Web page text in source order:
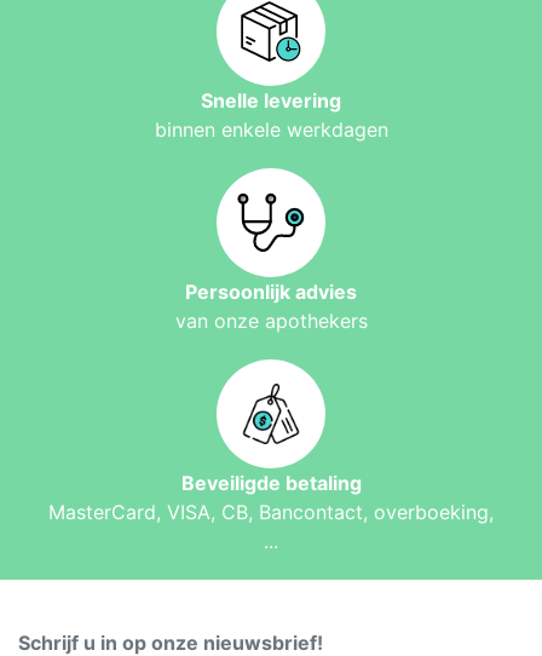
Snelle levering
binnen enkele werkdagen
Persoonlijk advies
van onze apothekers
Beveiligde betaling
MasterCard, VISA, CB, Bancontact, overboeking,
...
Schrijf u in op onze nieuwsbrief!